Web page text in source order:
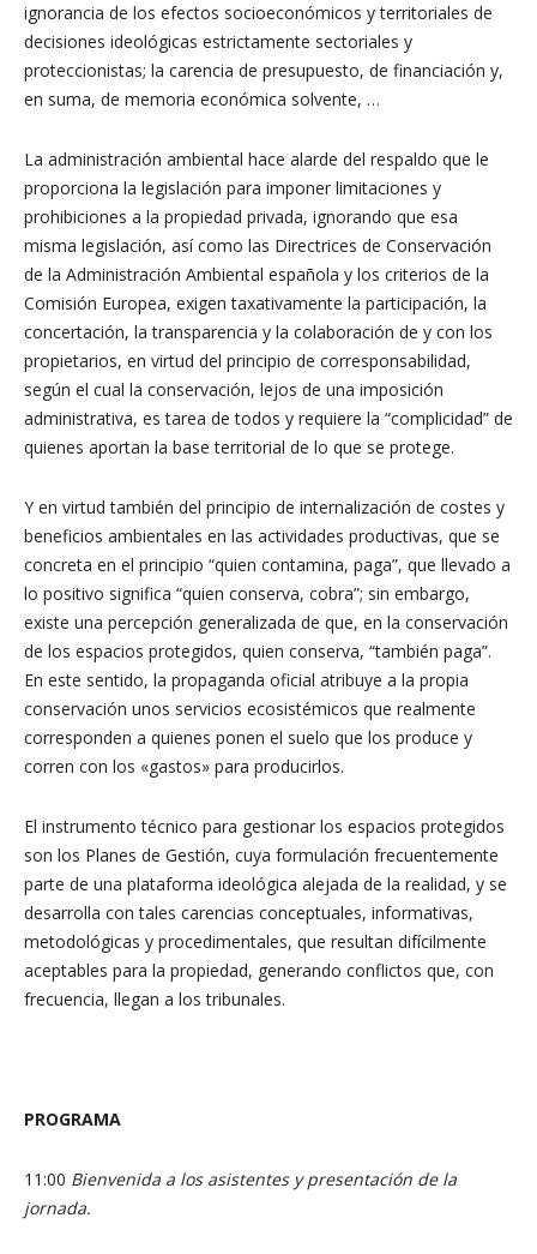
ignorancia de los efectos socioeconómicos y territoriales de
decisiones ideológicas estrictamente sectoriales y
proteccionistas; la carencia de presupuesto, de financiación y,
en suma, de memoria económica solvente, …
La administración ambiental hace alarde del respaldo que le
proporciona la legislación para imponer limitaciones y
prohibiciones a la propiedad privada, ignorando que esa
misma legislación, así como las Directrices de Conservación
de la Administración Ambiental española y los criterios de la
Comisión Europea, exigen taxativamente la participación, la
concertación, la transparencia y la colaboración de y con los
propietarios, en virtud del principio de corresponsabilidad,
según el cual la conservación, lejos de una imposición
administrativa, es tarea de todos y requiere la “complicidad” de
quienes aportan la base territorial de lo que se protege.
Y en virtud también del principio de internalización de costes y
beneficios ambientales en las actividades productivas, que se
concreta en el principio “quien contamina, paga”, que llevado a
lo positivo significa “quien conserva, cobra”; sin embargo,
existe una percepción generalizada de que, en la conservación
de los espacios protegidos, quien conserva, “también paga”.
En este sentido, la propaganda oficial atribuye a la propia
conservación unos servicios ecosistémicos que realmente
corresponden a quienes ponen el suelo que los produce y
corren con los «gastos» para producirlos.
El instrumento técnico para gestionar los espacios protegidos
son los Planes de Gestión, cuya formulación frecuentemente
parte de una plataforma ideológica alejada de la realidad, y se
desarrolla con tales carencias conceptuales, informativas,
metodológicas y procedimentales, que resultan difícilmente
aceptables para la propiedad, generando conflictos que, con
frecuencia, llegan a los tribunales.
PROGRAMA
11:00 Bienvenida a los asistentes y presentación de la
jornada.